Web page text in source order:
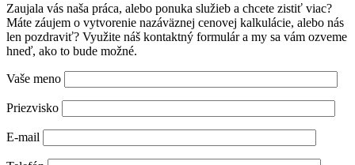
Zaujala vás naša práca, alebo ponuka služieb a chcete zistiť viac?
Máte záujem o vytvorenie nazáväznej cenovej kalkulácie, alebo nás
len pozdraviť? Využite náš kontaktný formulár a my sa vám ozveme
hneď, ako to bude možné.
Vaše meno
Priezvisko
E-mail